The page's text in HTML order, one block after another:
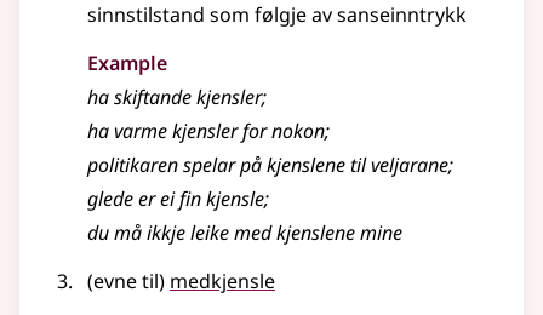
sinnstilstand som følgje av sanseinntrykk
Example
ha skiftande kjensler;
ha varme kjensler for nokon;
politikaren spelar på kjenslene til veljarane;
glede er ei fin kjensle;
du må ikkje leike med kjenslene mine
(evne til) medkjensle